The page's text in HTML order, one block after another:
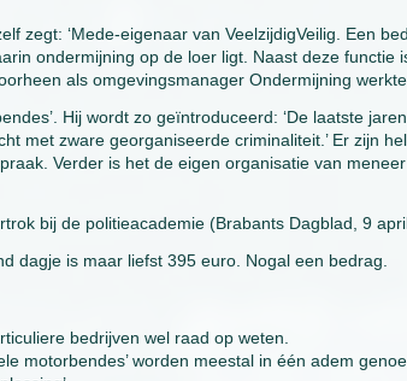
zegt: ‘Mede-eigenaar van VeelzijdigVeilig. Een
ondermijning op de loer ligt. Naast deze functie
als omgevingsmanager Ondermijning
Hij wordt zo geïntroduceerd: ‘De laatste
met zware georganiseerde criminaliteit.’ Er zijn
Verder is het de eigen organisatie van
bij de politieacademie (Brabants Dagblad, 9
dagje is maar liefst 395 euro. Nogal een bedrag.
bedrijven wel raad op weten.
motorbendes’ worden meestal in één adem